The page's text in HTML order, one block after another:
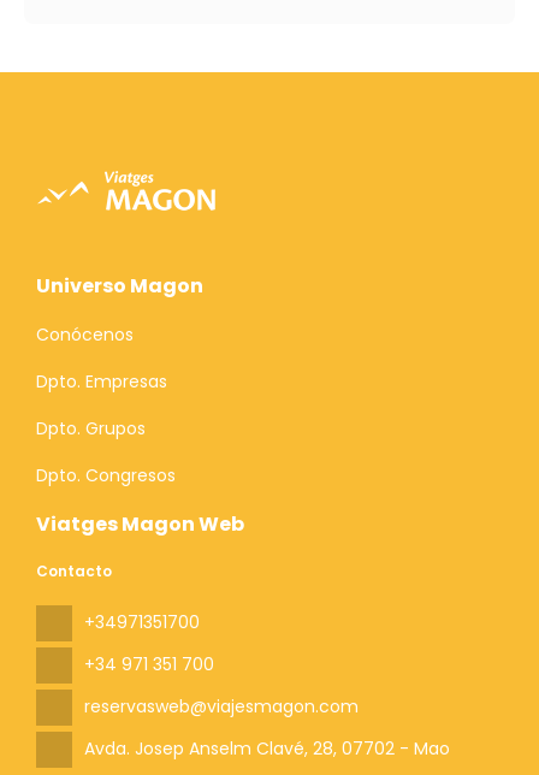
Viatges Magon Web
Contacto
+34971351700
+34 971 351 700
reservasweb@viajesmagon.com
Avda. Josep Anselm Clavé, 28, 07702 - Mao
Universo Magon
Conócenos
Dpto. Empresas
Dpto. Grupos
Dpto. Congresos